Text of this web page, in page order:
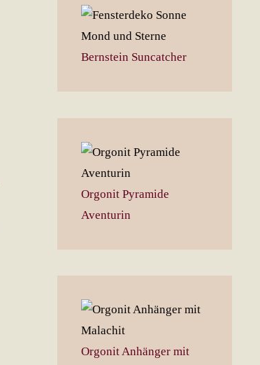
Bernstein Suncatcher
Orgonit Pyramide
Aventurin
Orgonit Anhänger mit